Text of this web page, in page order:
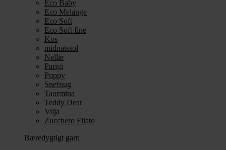
Eco Baby
Eco Melange
Eco Soft
Eco Soft fine
Kos
midnatssol
Nellie
Parigi
Poppy
Snefnug
Taormina
Teddy Dear
Vilja
Zucchero Filato
Bæredygtigt garn